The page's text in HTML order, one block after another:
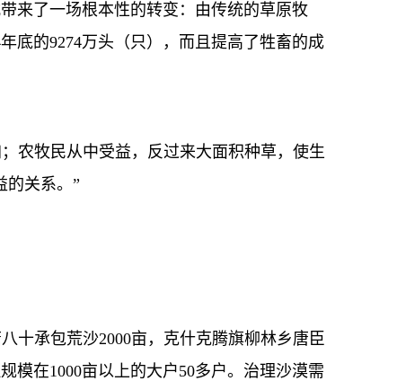
来了一场根本性的转变：由传统的草原牧
底的9274万头（只），而且提高了牲畜的成
农牧民从中受益，反过来大面积种草，使生
的关系。”
承包荒沙2000亩，克什克腾旗柳林乡唐臣
模在1000亩以上的大户50多户。治理沙漠需